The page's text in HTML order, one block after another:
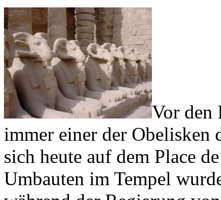
Vor den
immer einer der Obelisken
sich heute auf dem Place
Umbauten im Tempel